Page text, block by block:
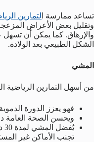
تساعد ممارسة ا لتمارين
وتقليل بعض الأعراض
والإرهاق. كما يمكن أن تسهل
الشكل الطبيعي بعد الولادة.
المشي
من أسهل التمارين الرياضية
فهو يعزز الدورة
ويحسن الصحة العامة
تجنب الأماكن غير